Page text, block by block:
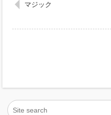
マジック